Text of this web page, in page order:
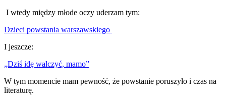
I wtedy między młode oczy uderzam tym:
Dzieci powstania warszawskiego
I jeszcze:
„Dziś idę walczyć, mamo”
W tym momencie mam pewność, że powstanie poruszyło i czas na
literaturę.